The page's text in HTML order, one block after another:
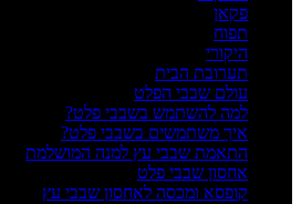
פקאן
תפוח
היקורי
תערובת הבית
עולם שבבי הפלט
למה להשתמש בשבבי פלט?
איך משתמשים בשבבי פלט?
התאמת שבבי עץ למנה המושלמת
אחסון שבבי פלט
קופסא ומכסה לאחסון שבבי עץ